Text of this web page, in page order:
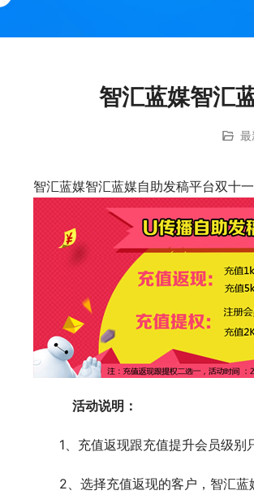
智汇蓝媒智汇
最
智汇蓝媒智汇蓝媒自助发稿平台双十
活动说明：
　　1、充值返现跟充值提升会员级别
　　2、选择充值返现的客户，智汇